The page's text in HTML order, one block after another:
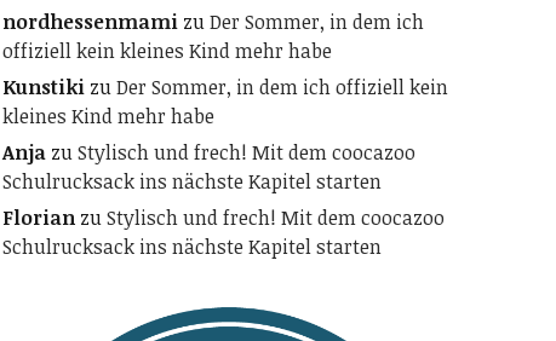
nordhessenmamizuDer Sommer, in dem ich
offiziell kein kleines Kind mehr habe
KunstikizuDer Sommer, in dem ich offiziell kein
kleines Kind mehr habe
AnjazuStylisch und frech! Mit dem coocazoo
Schulrucksack ins nächste Kapitel starten
FlorianzuStylisch und frech! Mit dem coocazoo
Schulrucksack ins nächste Kapitel starten